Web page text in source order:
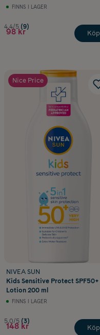
FINNS I LAGER
4.4/5 (9)
98 kr Köp
Nice Price
NIVEA SUN
Kids Sensitive Protect SPF50+
Lotion 200 ml
FINNS I LAGER
5.0/5 (3)
148 kr Köp